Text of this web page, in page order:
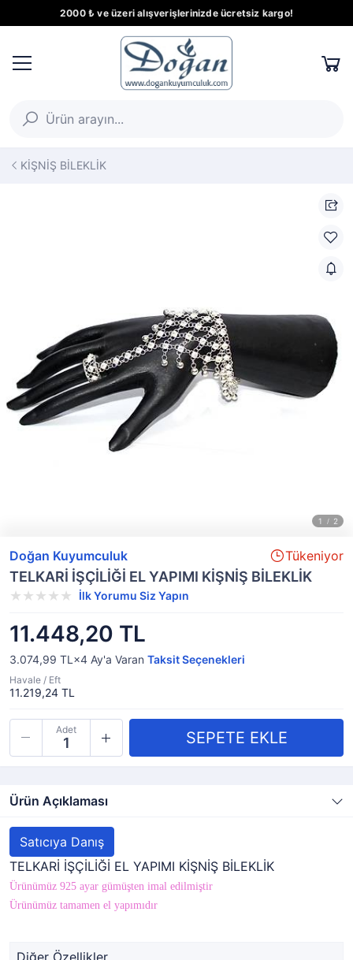
2000 ₺ ve üzeri alışverişlerinizde ücretsiz kargo!
KİŞNİŞ BİLEKLİK
Doğan Kuyumculuk Tükeniyor
TELKARİ İŞÇİLİĞİ EL YAPIMI KİŞNİŞ BİLEKLİK
İlk Yorumu Siz Yapın
11.448,20 TL
3.074,99 TL×4 Ay'a Varan Taksit Seçenekleri
Havale / Eft
11.219,24 TL
Adet
Ürün Açıklaması
Satıcıya Danış
TELKARİ İŞÇİLİĞİ EL YAPIMI KİŞNİŞ BİLEKLİK
Ürünümüz 925 ayar gümüşten imal edilmiştir
Ürünümüz tamamen el yapımıdır
Diğer Özellikler